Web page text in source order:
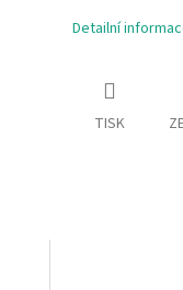
Detailní
TISK